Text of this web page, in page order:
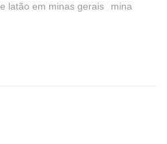
latão em minas gerais
mina